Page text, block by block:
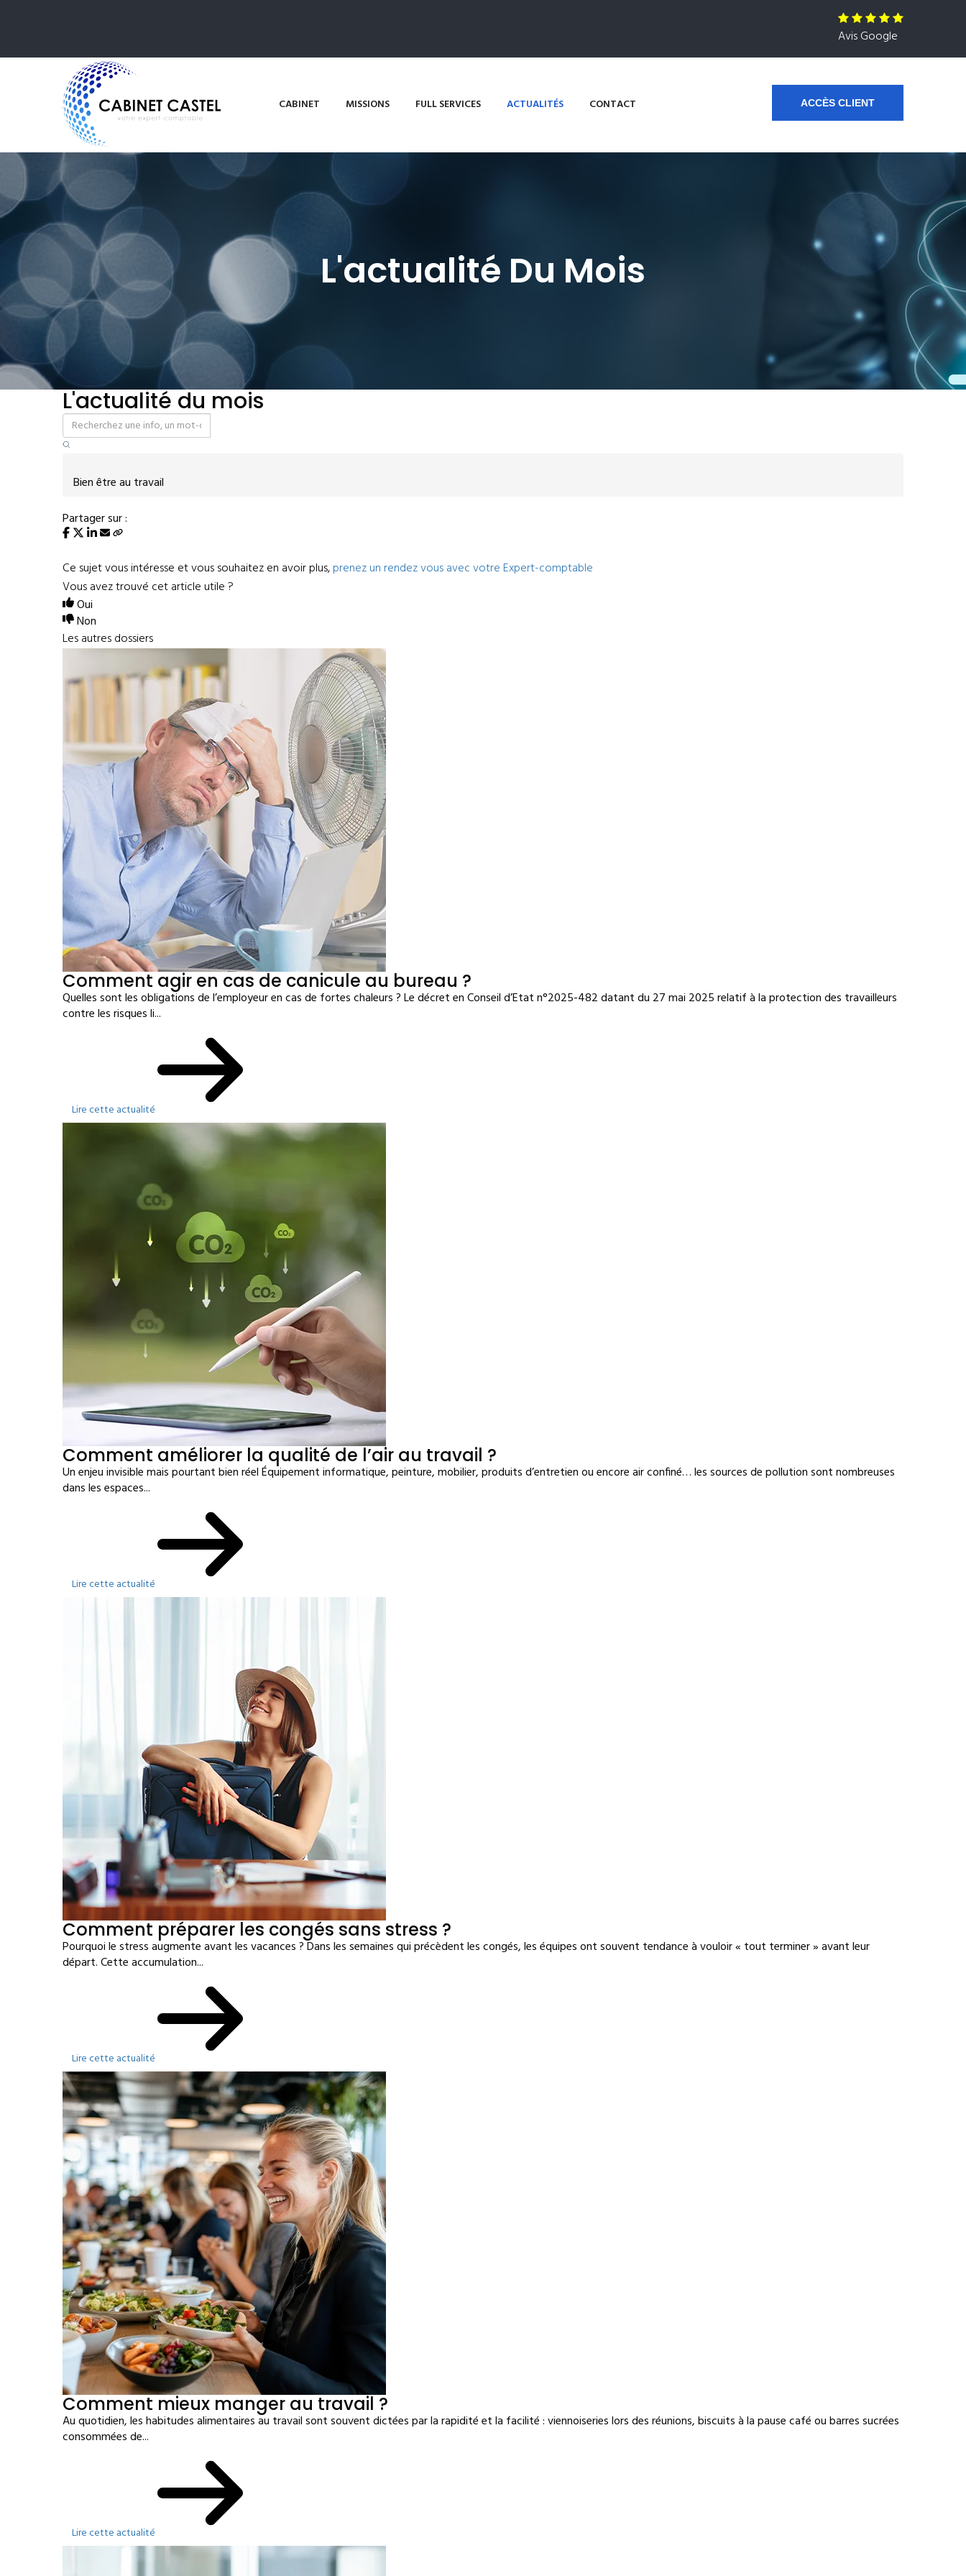
Avis Google
CABINET MISSIONS FULL SERVICES ACTUALITÉS CONTACT ACCÈS CLIENT
L'actualité Du Mois
L'actualité du mois
Bien être au travail
Partager sur :
Ce sujet vous intéresse et vous souhaitez en avoir plus,prenez un rendez vous avec votre Expert-comptable
Vous avez trouvé cet article utile ?
Oui
Non
Les autres dossiers
Comment agir en cas de canicule au bureau ?
Quelles sont les obligations de l’employeur en cas de fortes chaleurs ? Le décret en Conseil d’Etat n°2025-482 datant du 27 mai 2025 relatif à la protection des travailleurs
contre les risques li...
Lire cette actualité
Comment améliorer la qualité de l’air au travail ?
Un enjeu invisible mais pourtant bien réel Équipement informatique, peinture, mobilier, produits d’entretien ou encore air confiné… les sources de pollution sont nombreuses
dans les espaces...
Lire cette actualité
Comment préparer les congés sans stress ?
Pourquoi le stress augmente avant les vacances ? Dans les semaines qui précèdent les congés, les équipes ont souvent tendance à vouloir « tout terminer » avant leur
départ. Cette accumulation...
Lire cette actualité
Comment mieux manger au travail ?
Au quotidien, les habitudes alimentaires au travail sont souvent dictées par la rapidité et la facilité : viennoiseries lors des réunions, biscuits à la pause café ou barres sucrées
consommées de...
Lire cette actualité